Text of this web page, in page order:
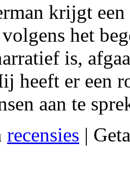
krijgt
het
is,
heeft er een
aan te
recensies |